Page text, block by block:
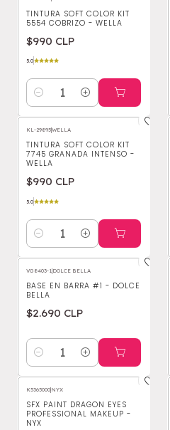
TINTURA SOFT COLOR KIT
5554 COBRIZO - WELLA
$990 CLP
5.0
Cantidad
KL-29895|WELLA
TINTURA SOFT COLOR KIT
7745 GRANADA INTENSO -
WELLA
$990 CLP
5.0
Cantidad
VG8403-1|DOLCE BELLA
BASE EN BARRA #1 - DOLCE
BELLA
$2.690 CLP
Cantidad
K5365000|NYX
SFX PAINT DRAGON EYES
PROFESSIONAL MAKEUP -
NYX